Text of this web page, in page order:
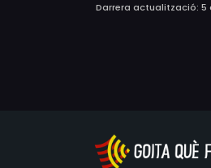
Darrera actualització: 5